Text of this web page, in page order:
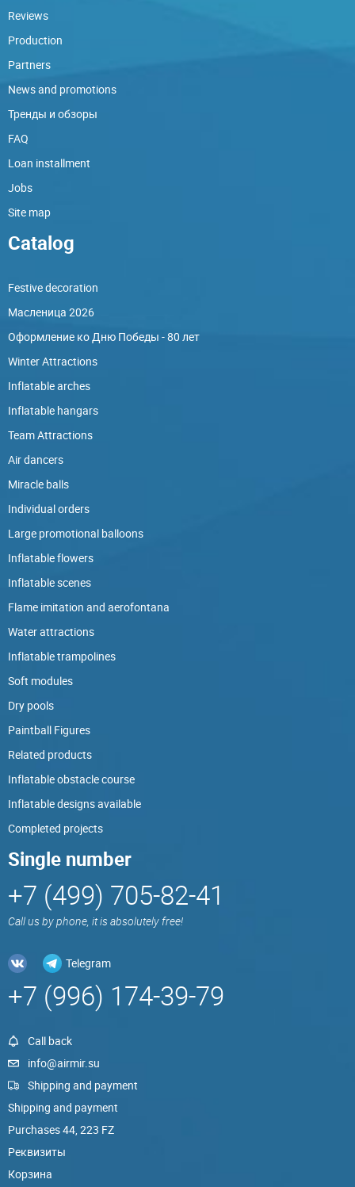
Reviews
Production
Partners
News and promotions
Тренды и обзоры
FAQ
Loan installment
Jobs
Site map
Catalog
Festive decoration
Масленица 2026
Оформление ко Дню Победы - 80 лет
Winter Attractions
Inflatable arches
Inflatable hangars
Team Attractions
Air dancers
Miracle balls
Individual orders
Large promotional balloons
Inflatable flowers
Inflatable scenes
Flame imitation and aerofontana
Water attractions
Inflatable trampolines
Soft modules
Dry pools
Paintball Figures
Related products
Inflatable obstacle course
Inflatable designs available
Completed projects
Single number
+7 (499) 705-82-41
Call us by phone, it is absolutely free!
Telegram
+7 (996) 174-39-79
Call back
info@airmir.su
Shipping and payment
Shipping and payment
Purchases 44, 223 FZ
Реквизиты
Корзина